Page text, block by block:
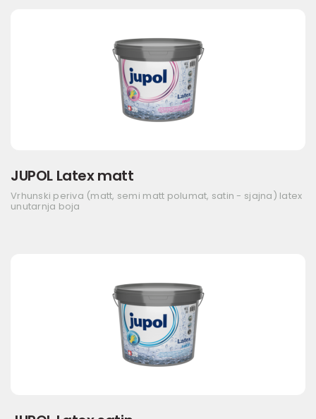
JUPOL Latex matt
Vrhunski periva (matt, semi matt polumat, satin - sjajna) latex
unutarnja boja